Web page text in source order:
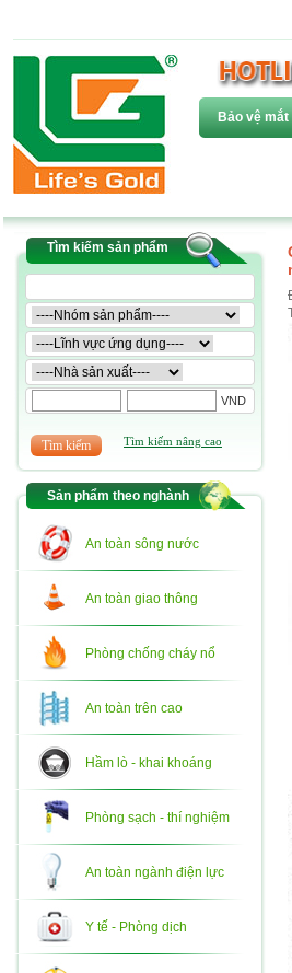
Bảo vệ mắt
Tìm kiếm sản phẩm
VND
Tìm kiếm nâng cao
Sản phẩm theo nghành
An toàn sông nước
An toàn giao thông
Phòng chống cháy nổ
An toàn trên cao
Hầm lò - khai khoáng
Phòng sạch - thí nghiệm
An toàn ngành điện lực
Y tế - Phòng dịch